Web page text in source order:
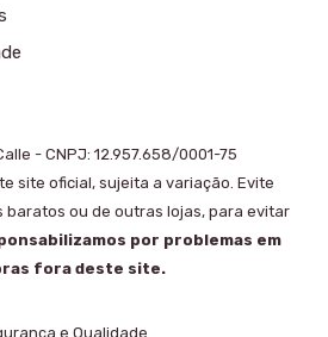
- CNPJ: 12.957.658/0001-75
site oficial, sujeita a variação. Evite
baratos ou de outras lojas, para evitar
por problemas em
fora deste site.
e Qualidade